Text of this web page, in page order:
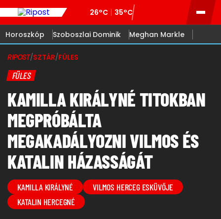
26°C 35°C
Horoszkóp Szoboszlai Dominik Meghan Markle
RIPOST/SZTÁR/FÜLES
FÜLES
KAMILLA KIRÁLYNÉ TITOKBAN
MEGPRÓBÁLTA
MEGAKADÁLYOZNI VILMOS ÉS
KATALIN HÁZASSÁGÁT
KAMILLA KIRÁLYNÉ
VILMOS HERCEG ESKÜVŐJE
KATALIN HERCEGNÉ